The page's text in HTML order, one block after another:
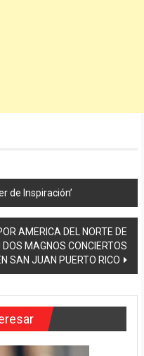
de Inspiración’
AMERICA DEL NORTE DE
MAGNOS CONCIERTOS
SAN JUAN PUERTO RICO